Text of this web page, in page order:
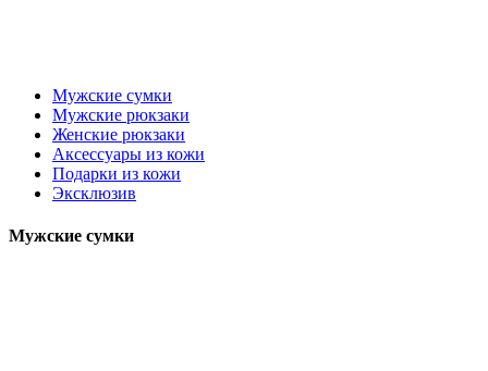
Мужские сумки
Мужские рюкзаки
Женские рюкзаки
Аксессуары из кожи
Подарки из кожи
Эксклюзив
Мужские сумки